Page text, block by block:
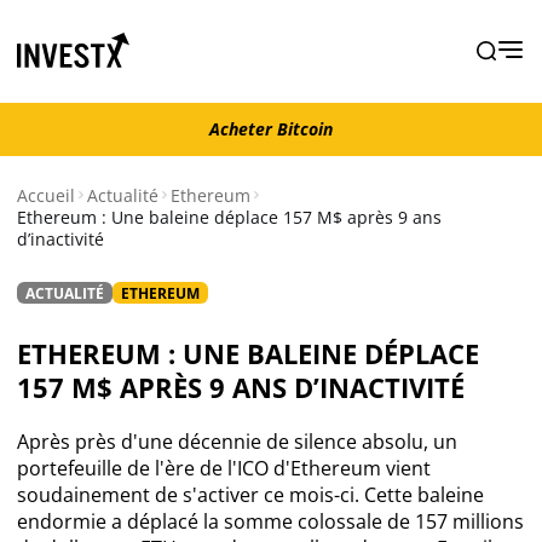
Acheter Bitcoin
Actualité
Actualité Bitcoin
Actualité Ethereum
Actualité Altcoins
Actualité NFT
Acheter Bitcoin
Accueil Actualité
Ethereum
Ethereum : Une baleine déplace 157 M$ après 9 ans
d’inactivité
ACTUALITÉ ETHEREUM
ETHEREUM : UNE BALEINE DÉPLACE
157 M$ APRÈS 9 ANS D’INACTIVITÉ
Après près d'une décennie de silence absolu, un
portefeuille de l'ère de l'ICO d'Ethereum vient
soudainement de s'activer ce mois-ci. Cette baleine
endormie a déplacé la somme colossale de 157 millions